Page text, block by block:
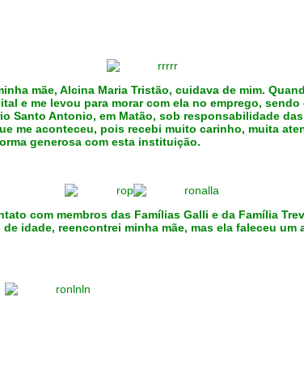
mãe, Alcina Maria Tristão, cuidava de mim.
e me levou para morar com ela no emprego,
Antonio, em Matão, sob responsabilidade
me aconteceu, pois recebi muito carinho, muita
generosa com esta instituição.
com membros das Famílias Galli e da Família
idade, reencontrei minha mãe, mas ela faleceu um